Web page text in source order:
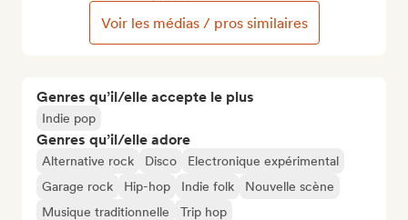
Genres qu’il/elle accepte le plus
Indie pop
Genres qu’il/elle adore
Alternative rock Disco
Electronique expérimental
Garage rock
Hip-hop Indie folk
Nouvelle scène
Musique traditionnelle
Trip hop
Voir les médias / pros similaires